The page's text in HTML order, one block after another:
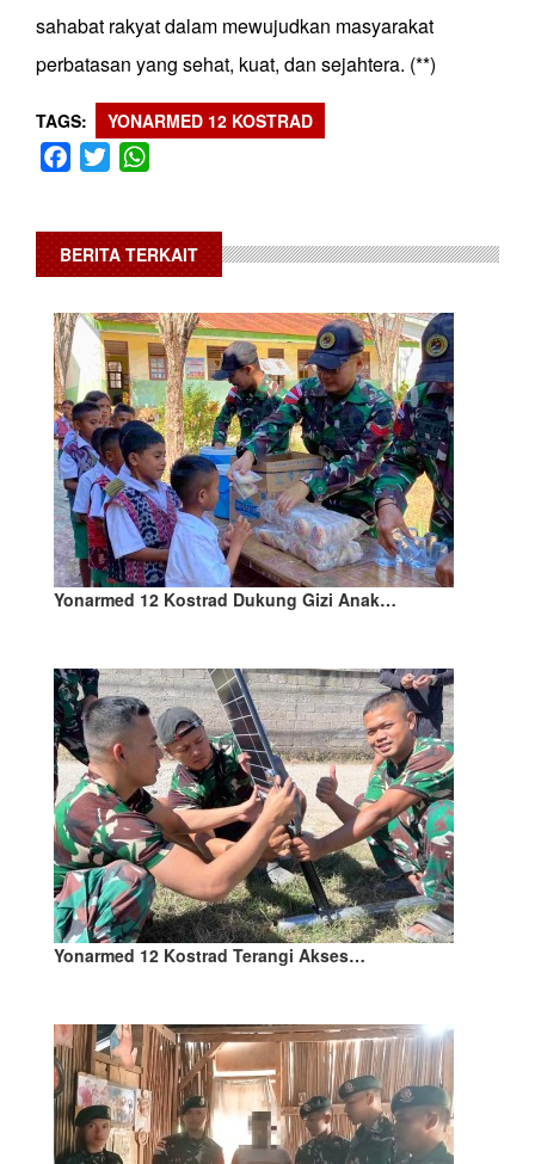
sahabat rakyat dalam mewujudkan masyarakat
perbatasan yang sehat, kuat, dan sejahtera. (**)
TAGS YONARMED 12 KOSTRAD
Facebook
Twitter
BERITA TERKAIT
Yonarmed 12 Kostrad Dukung Gizi Anak…
Yonarmed 12 Kostrad Terangi Akses…